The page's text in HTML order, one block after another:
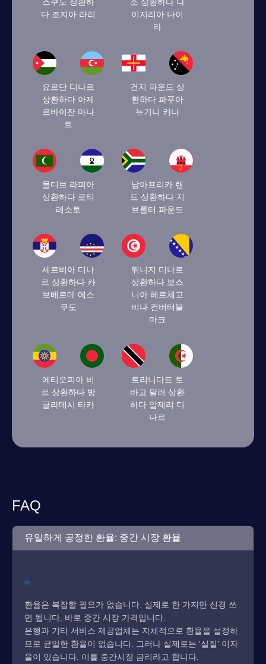
다 조지아 라리
이지리아 나이
라
요르단 디나르
상환하다 아제
르바이잔 마나
트
건지 파운드 상
환하다 파푸아
뉴기니 키나
몰디브 라피아
상환하다 로티
레소토
남아프리카 랜
드 상환하다 지
브롤터 파운드
세르비아 디나
르 상환하다 카
보베르데 에스
쿠도
튀니지 디나르
상환하다 보스
니아 헤르체고
비나 컨버터블
마크
에티오피아 비
르 상환하다 방
글라데시 타카
트리니다드 토
바고 달러 상환
하다 알제리 디
나르
FAQ
유일하게 공정한 환율: 중간 시장 환율
환율은 복잡할 필요가 없습니다. 실제로 한 가지만 신경 쓰
면 됩니다. 바로 중간 시장 가격입니다.
은행과 기타 서비스 제공업체는 자체적으로 환율을 설정하
므로 균일한 환율이 없습니다. 그러나 실제로는 '실질' 이자
율이 있습니다. 이를 중간시장 금리라고 합니다.